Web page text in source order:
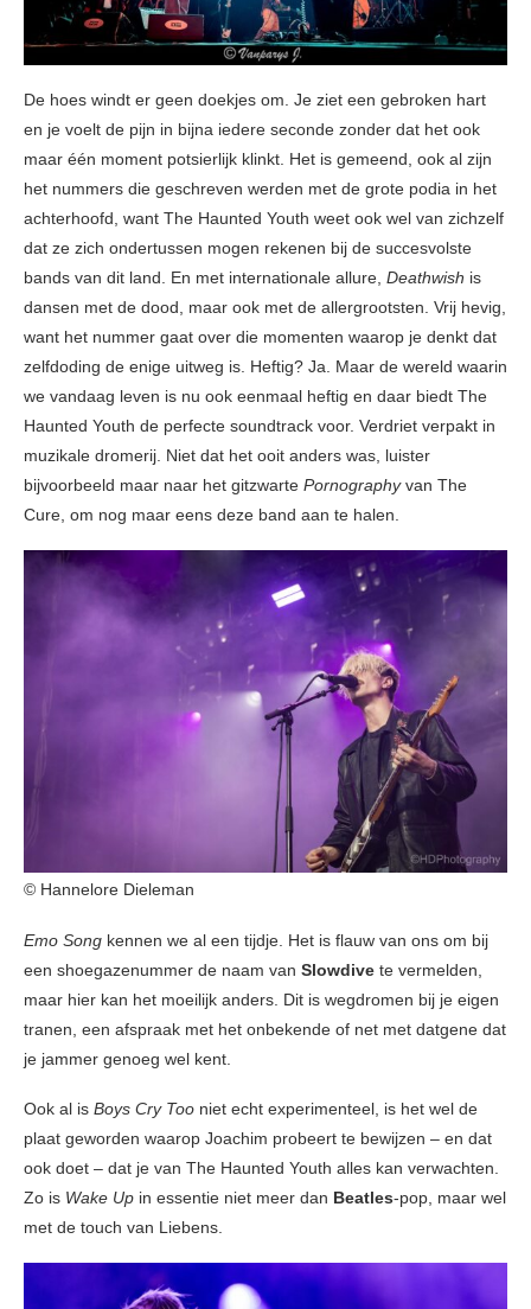
De hoes windt er geen doekjes om. Je ziet een gebroken hart
en je voelt de pijn in bijna iedere seconde zonder dat het ook
maar één moment potsierlijk klinkt. Het is gemeend, ook al zijn
het nummers die geschreven werden met de grote podia in het
achterhoofd, want The Haunted Youth weet ook wel van zichzelf
dat ze zich ondertussen mogen rekenen bij de succesvolste
bands van dit land. En met internationale allure, Deathwish is
dansen met de dood, maar ook met de allergrootsten. Vrij hevig,
want het nummer gaat over die momenten waarop je denkt dat
zelfdoding de enige uitweg is. Heftig? Ja. Maar de wereld waarin
we vandaag leven is nu ook eenmaal heftig en daar biedt The
Haunted Youth de perfecte soundtrack voor. Verdriet verpakt in
muzikale dromerij. Niet dat het ooit anders was, luister
bijvoorbeeld maar naar het gitzwarte Pornographyvan The
Cure, om nog maar eens deze band aan te halen.
© Hannelore Dieleman
Emo Song kennen we al een tijdje. Het is flauw van ons om bij
een shoegazenummer de naam van Slowdive te vermelden,
maar hier kan het moeilijk anders. Dit is wegdromen bij je eigen
tranen, een afspraak met het onbekende of net met datgene dat
je jammer genoeg wel kent.
Ook al is Boys Cry Too niet echt experimenteel, is het wel de
plaat geworden waarop Joachim probeert te bewijzen – en dat
ook doet – dat je van The Haunted Youth alles kan verwachten.
Zo is Wake Up in essentie niet meer dan Beatles-pop, maar wel
met de touch van Liebens.